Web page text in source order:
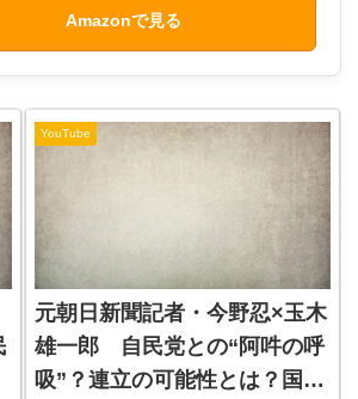
Amazonで見る
YouTube
元朝日新聞記者・今野忍×玉木
雄一郎 自民党との“阿吽の呼
吸”？連立の可能性とは？国民